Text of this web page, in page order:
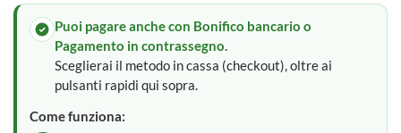
Puoi pagare anche con Bonifico bancario o
Pagamento in contrassegno.
Sceglierai il metodo in cassa (checkout), oltre ai
pulsanti rapidi qui sopra.
Come funziona: